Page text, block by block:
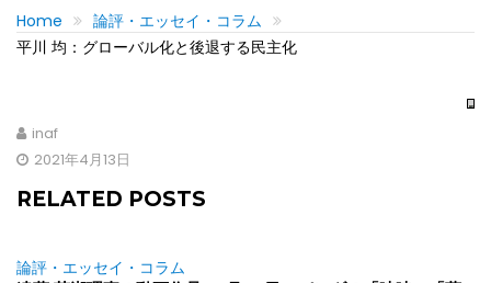
Home
論評・エッセイ・コラム
平川 均：グローバル化と後退する民主化
inaf
2021年4月13日
RELATED POSTS
論評・エッセイ・コラム